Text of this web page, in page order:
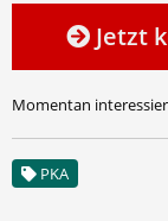
Jetzt
Momentan
PKA